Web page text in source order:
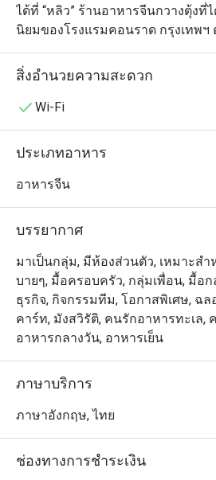
ได้ที่ “หลิว” ร้านอาหารจีนกวางตุ้งที่
นิยมของโรงแรมคอนราด กรุงเทพฯ
สามารถเดินทางมาได้อย่างสะดวก
สำหรับครอบครัวและการจองแบบห
ห้องอาหารหลิว ผสมผสานสเน่ห์ของ
สวยงามด้วยบรรยากาศสุดคลาสสิค
ยอมรับและมีชื่อเสียงโด่งดังของโรง
ขอเชิญพบกับเชฟชาวฮ่องกง “แอนดี้
อร่อยของห้องอาหารหลิว เชฟแอน
ทักษะและศิลปะในการปรุงอาหารจี
พร้อมสร้างสรรค์อาหารทุกจานและ
รับประทานอาหารที่ร่วมสมัยในปัจจุ
หลิว @ โรงแรมคอนราด กรุงเทพฯ
ด้วยติ่มซำและเมนูซิกเนเจอร์หลากห
โรงแรมคอนราด ใกล้สถานทูตสหรัฐ
สิ่งอำนวยความสะดวก
Wi-Fi
ประเภทอาหาร
อาหารจีน
บรรยากาศ
มาเป็นกลุ่ม, มีห้องส่วนตัว, เหมาะสำ
บายๆ, มื้อครอบครัว, กลุ่มเพื่อน, มื้อ
ธุรกิจ, กิจกรรมทีม, โอกาสพิเศษ, ฉล
คาร์ท, มังสวิรัติ, คนรักอาหารทะเล,
อาหารกลางวัน, อาหารเย็น
ภาษาบริการ
ภาษาอังกฤษ, ไทย
ช่องทางการชำระเงิน